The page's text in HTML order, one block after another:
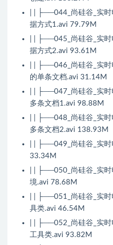
| | ├──044_尚硅谷_实
据方式1.avi 79.79M
| | ├──045_尚硅谷_实
据方式2.avi 93.61M
| | ├──046_尚硅谷_实
的单条文档.avi 31.14M
| | ├──047_尚硅谷_实
多条文档1.avi 98.88M
| | ├──048_尚硅谷_实
多条文档2.avi 138.93M
| | ├──049_尚硅谷_实
33.34M
| | ├──050_尚硅谷_实
境.avi 78.68M
| | ├──051_尚硅谷_实
具类.avi 46.54M
| | ├──052_尚硅谷_实
工具类.avi 93.82M